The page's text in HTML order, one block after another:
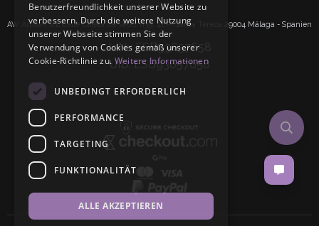
AW Artisan S.L.Calle Caleta de Velez n39, 41 PI Santa Tereza 29004 Málaga - Spanien
IdNr: ESB93657658
UID: ESB93657658
Benutzerfreundlichkeit unserer Website zu
verbessern. Durch die weitere Nutzung
unserer Webseite stimmen Sie der
Verwendung von Cookies gemäß unserer
Cookie-Richtlinie zu. Weitere Informationen
UNBEDINGT ERFORDERLICH
PERFORMANCE
TARGETING
FUNKTIONALITÄT
ALLE AKZEPTIEREN